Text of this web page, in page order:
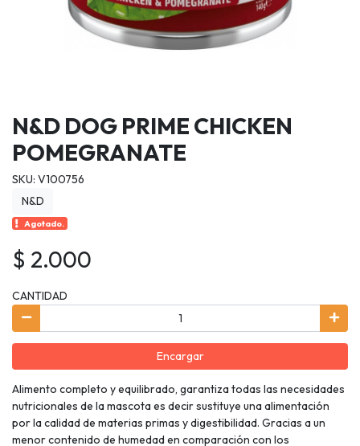
N&D DOG PRIME CHICKEN
POMEGRANATE
SKU: V100756
N&D
Agotado.
$ 2.000
CANTIDAD
Encargar
Alimento completo y equilibrado, garantiza todas las necesidades
nutricionales de la mascota es decir sustituye una alimentación
por la calidad de materias primas y digestibilidad. Gracias a un
menor contenido de humedad en comparación con los